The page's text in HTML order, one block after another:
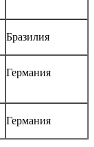
Бразилия
Германия
Германия